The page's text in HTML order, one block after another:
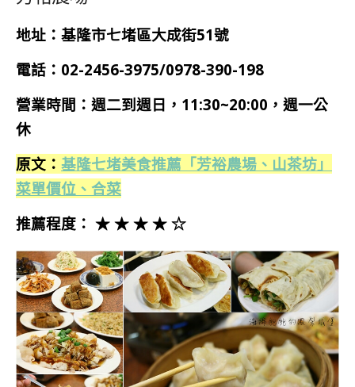
地址：基隆市七堵區大成街51號
電話：02-2456-3975/0978-390-198
營業時間：週二到週日，11:30~20:00，週一公
休
原文： 基隆七堵美食推薦「芳裕農場、山茶坊」
菜單價位、合菜
推薦程度： ★ ★ ★ ★ ☆